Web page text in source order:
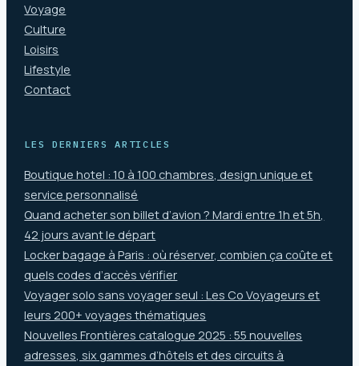
Voyage
Culture
Loisirs
Lifestyle
Contact
LES DERNIERS ARTICLES
Boutique hotel : 10 à 100 chambres, design unique et
service personnalisé
Quand acheter son billet d’avion ? Mardi entre 1h et 5h,
42 jours avant le départ
Locker bagage à Paris : où réserver, combien ça coûte et
quels codes d’accès vérifier
Voyager solo sans voyager seul : Les Co Voyageurs et
leurs 200+ voyages thématiques
Nouvelles Frontières catalogue 2025 : 55 nouvelles
adresses, six gammes d’hôtels et des circuits à